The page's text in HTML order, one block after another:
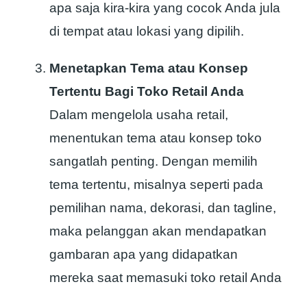
apa saja kira-kira yang cocok Anda jula
di tempat atau lokasi yang dipilih.
Menetapkan Tema atau Konsep
Tertentu Bagi Toko Retail Anda
Dalam mengelola usaha retail,
menentukan tema atau konsep toko
sangatlah penting. Dengan memilih
tema tertentu, misalnya seperti pada
pemilihan nama, dekorasi, dan tagline,
maka pelanggan akan mendapatkan
gambaran apa yang didapatkan
mereka saat memasuki toko retail Anda